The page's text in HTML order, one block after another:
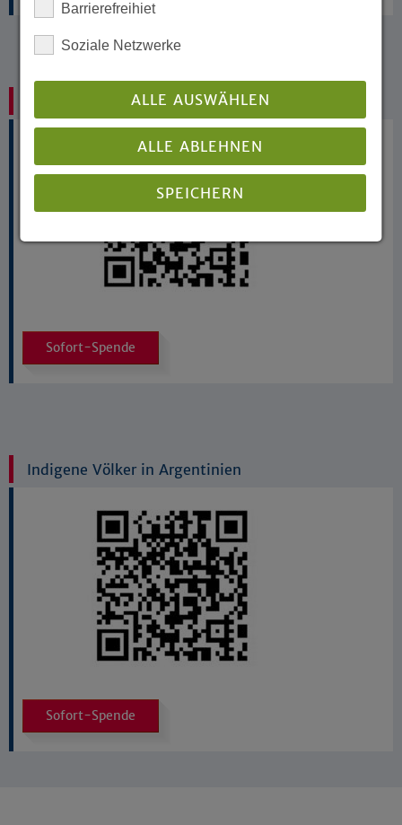
Tageszentren und Lebensmittel
Sofort-Spende
Indigene Völker in Argentinien
Sofort-Spende
Barrierefreihiet
Soziale Netzwerke
ALLE AUSWÄHLEN
ALLE ABLEHNEN
SPEICHERN
Details anzeigen
Impressum| Datenschutz